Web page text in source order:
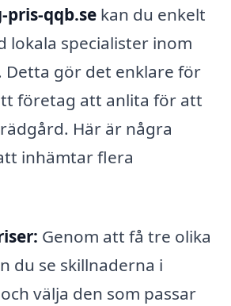
qqb.se kan du enkelt
lokala specialister inom
Detta gör det enklare för
företag att anlita för att
Här är några
inhämtar flera
Genom att få tre olika
du se skillnaderna i
välja den som passar